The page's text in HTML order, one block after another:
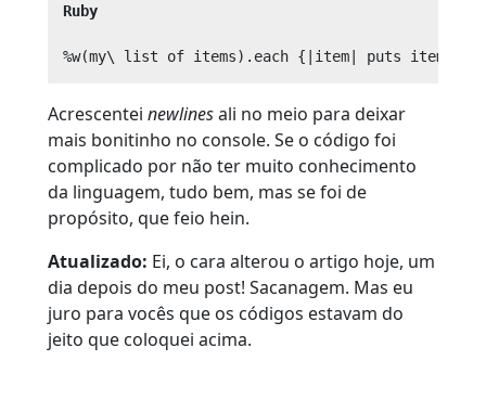
Ruby
Acrescentei newlinesali no meio para deixar
mais bonitinho no console. Se o código foi
complicado por não ter muito conhecimento
da linguagem, tudo bem, mas se foi de
propósito, que feio hein.
Atualizado: Ei, o cara alterou o artigo hoje, um
dia depois do meu post! Sacanagem. Mas eu
juro para vocês que os códigos estavam do
jeito que coloquei acima.